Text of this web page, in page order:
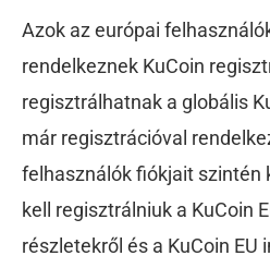
Azok az európai
rendelkeznek KuCoin
regisztrálhatnak a globális
már regisztrációval
felhasználók fiókjait szintén
kell regisztrálniuk a KuCoin
részletekről és a KuCoin EU